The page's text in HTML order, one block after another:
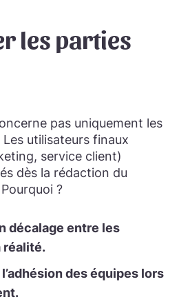
les parties
pas uniquement les
utilisateurs finaux
service client)
dès la rédaction du
?
décalage entre les
réalité.
des équipes lors